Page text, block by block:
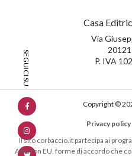
Casa
Via
P. IVA
Copyright ©
Privacy policy
Il sito corbaccio.it partecipa ai
Amazon EU, forme di accordo che